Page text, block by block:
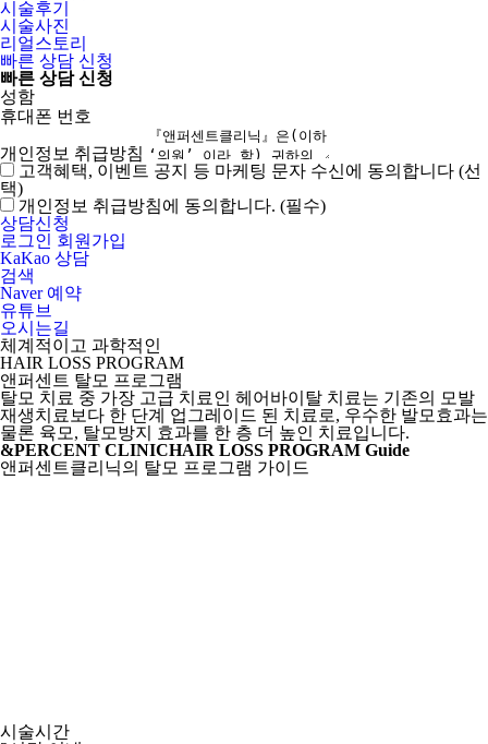
시술후기
시술사진
리얼스토리
빠른 상담 신청
빠른 상담 신청
성함
휴대폰 번호
개인정보 취급방침
고객혜택, 이벤트 공지 등 마케팅 문자 수신에 동의합니다 (선
택)
개인정보 취급방침에 동의합니다. (필수)
상담신청
로그인 회원가입
KaKao 상담
검색
Naver 예약
유튜브
오시는길
체계적이고 과학적인
HAIR LOSS PROGRAM
앤퍼센트 탈모 프로그램
탈모 치료 중 가장 고급 치료인 헤어바이탈 치료는 기존의 모발
재생치료보다 한 단계 업그레이드 된 치료로, 우수한 발모효과는
물론 육모, 탈모방지 효과를 한 층 더 높인 치료입니다.
&PERCENT CLINICHAIR LOSS PROGRAM Guide
앤퍼센트클리닉의 탈모 프로그램 가이드
시술시간